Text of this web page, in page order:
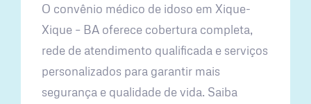
O convênio médico de idoso em Xique-
Xique – BA oferece cobertura completa,
rede de atendimento qualificada e serviços
personalizados para garantir mais
segurança e qualidade de vida. Saiba